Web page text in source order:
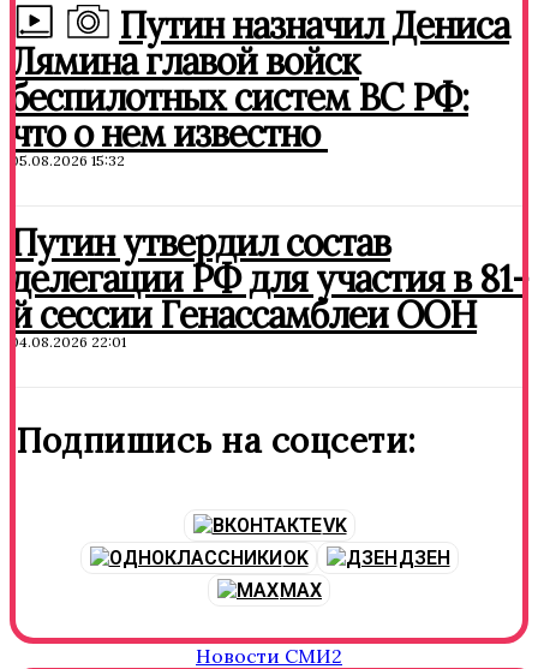
Путин назначил Дениса
Лямина главой войск
беспилотных систем ВС РФ:
что о нем известно
05.08.2026 15:32
Путин утвердил состав
делегации РФ для участия в 81-
й сессии Генассамблеи ООН
04.08.2026 22:01
Подпишись на соцсети:
VK
OK
ДЗЕН
MAX
Новости СМИ2